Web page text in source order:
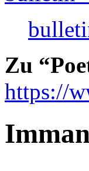
Zu
https://